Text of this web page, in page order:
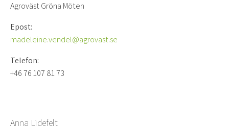
Agroväst Gröna Möten
Epost:
madeleine.vendel@agrovast.se
Telefon:
+46 76 107 81 73
Anna Lidefelt